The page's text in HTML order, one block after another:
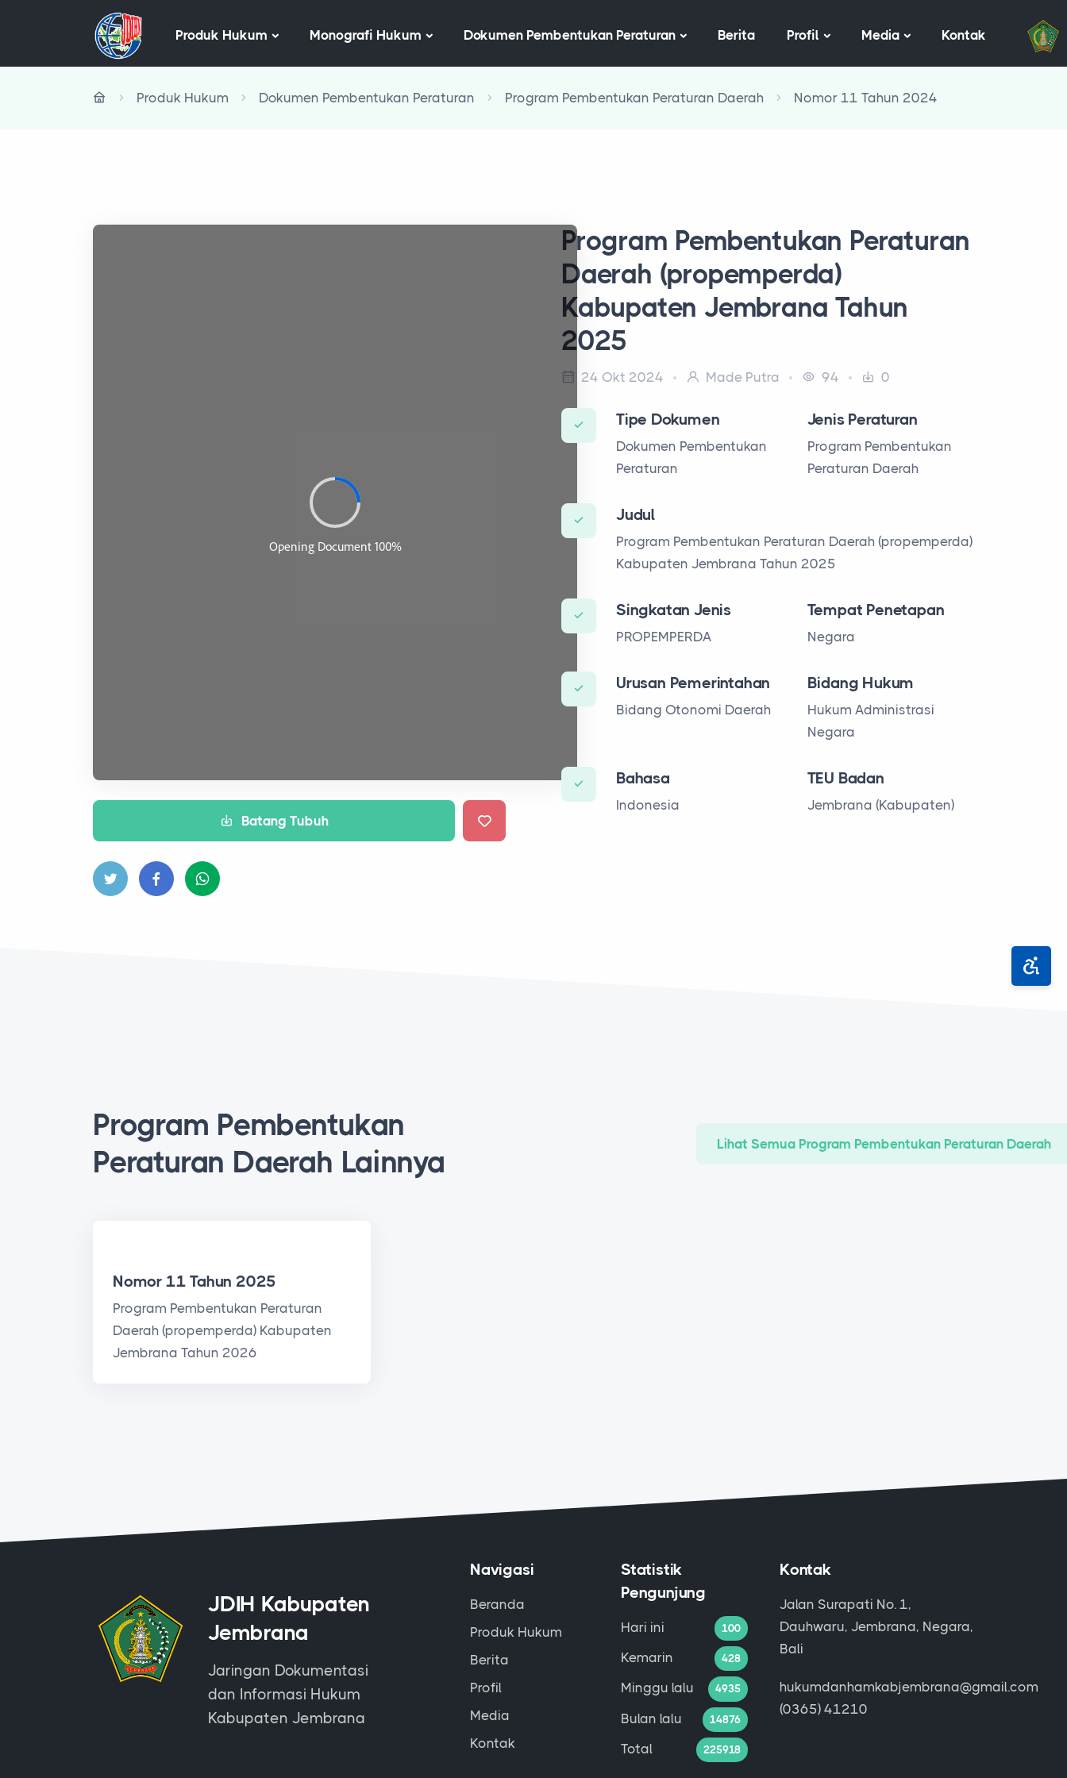
Produk Hukum Monografi Hukum Dokumen Pembentukan Peraturan Berita Profil Media Kontak
Produk Hukum Dokumen Pembentukan Peraturan Program Pembentukan Peraturan Daerah Nomor 11 Tahun 2024
Batang Tubuh
Program Pembentukan Peraturan
Daerah (propemperda)
Kabupaten Jembrana Tahun
2025
24 Okt 2024 Made Putra 94 0
Tipe Dokumen
Dokumen Pembentukan
Peraturan
Jenis Peraturan
Program Pembentukan
Peraturan Daerah
Judul
Program Pembentukan Peraturan Daerah (propemperda)
Kabupaten Jembrana Tahun 2025
Singkatan Jenis
PROPEMPERDA
Tempat Penetapan
Negara
Urusan Pemerintahan
Bidang Otonomi Daerah
Bidang Hukum
Hukum Administrasi
Negara
Bahasa
Indonesia
TEU Badan
Jembrana (Kabupaten)
Program Pembentukan
Peraturan Daerah Lainnya
Lihat Semua Program Pembentukan Peraturan Daerah
Nomor 11 Tahun 2025
Program Pembentukan Peraturan
Daerah (propemperda) Kabupaten
Jembrana Tahun 2026
JDIH Kabupaten
Jembrana
Jaringan Dokumentasi
dan Informasi Hukum
Kabupaten Jembrana
Navigasi
Beranda
Produk Hukum
Berita
Profil
Media
Kontak
Statistik
Pengunjung
Hari ini 100
Kemarin 428
Minggu lalu 4935
Bulan lalu 14876
Total 225918
Kontak
Jalan Surapati No. 1,
Dauhwaru, Jembrana, Negara,
Bali
hukumdanhamkabjembrana@gmail.com
(0365) 41210